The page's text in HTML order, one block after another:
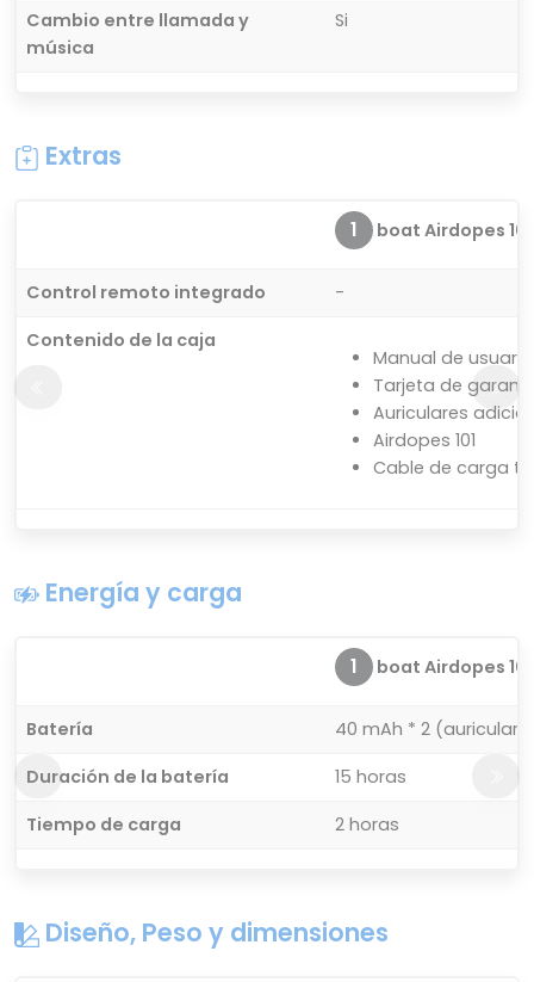
Cambio entre llamada y
música
Si
Extras
1 boat Airdopes 101
Control remoto integrado
-
Contenido de la caja
Manual de usuario
Tarjeta de
Auriculares
Airdopes 101
Cable de carga
Energía y carga
1 boat Airdopes 101
Batería
40 mAh * 2
Duración de la batería
15 horas
Tiempo de carga
2 horas
Diseño, Peso y dimensiones